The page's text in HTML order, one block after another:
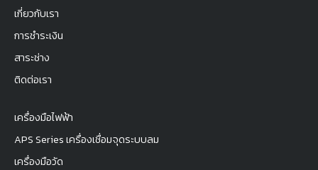
เกี่ยวกับเรา
การชำระเงิน
สาระช่าง
ติดต่อเรา
เครื่องมือไฟฟ้า
APS Series เครื่องเชื่อมจุดระบบลม
เครื่องมือวัด